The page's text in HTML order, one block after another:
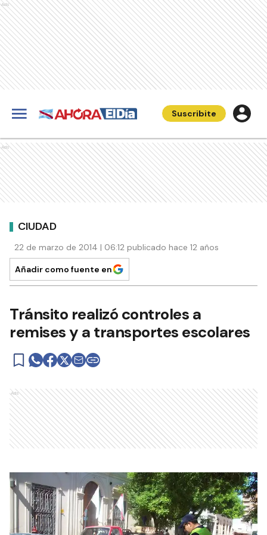
Ads
Suscribite
Ads
CIUDAD
22 de marzo de 2014 | 06:12 publicado hace 12 años
Añadir como fuente en
Tránsito realizó controles a
remises y a transportes escolares
Ads